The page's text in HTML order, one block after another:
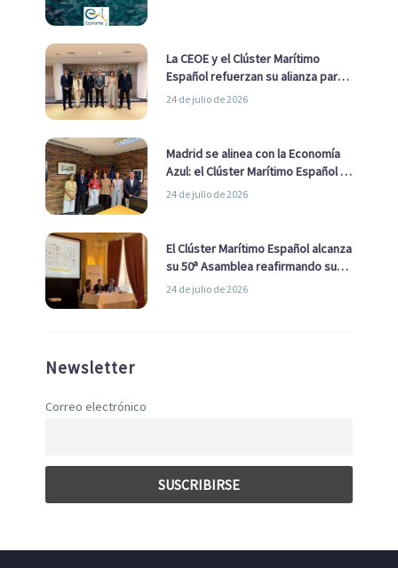
La CEOE y el Clúster Marítimo
Español refuerzan su alianza para
impulsar una estrategia Nacional
24 de julio de 2026
Madrid se alinea con la Economía
Azul: el Clúster Marítimo Español y
la Real Liga Naval avanzan alianzas
24 de julio de 2026
El Clúster Marítimo Español alcanza
su 50ª Asamblea reafirmando su
liderazgo en la Economía Azul
24 de julio de 2026
Newsletter
Correo electrónico